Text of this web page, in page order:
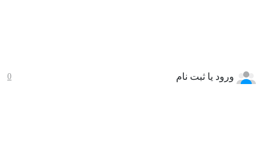
ورود یا ثبت نام 0